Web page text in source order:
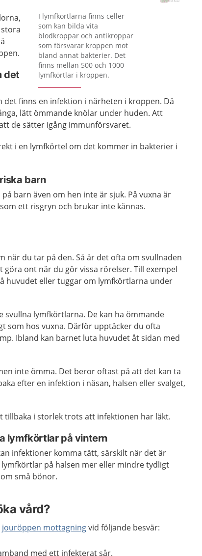
Förstora bilden
I lymfkörtlarna finns celler
som kan bilda vita
blodkroppar och antikroppar
som försvarar kroppen mot
bland annat bakterier. Det
finns mellan 500 och 1000
lymfkörtlar i kroppen.
det
finns en infektion i närheten i kroppen. Då
lätt ömmande knölar under huden. Att
de sätter igång immunförsvaret.
i en lymfkörtel om det kommer in bakterier i
barn
barn även om hen inte är sjuk. På vuxna är
ett risgryn och brukar inte kännas.
när du tar på den. Så är det ofta om svullnaden
göra ont när du gör vissa rörelser. Till exempel
huvudet eller tuggar om lymfkörtlarna under
svullna lymfkörtlarna. De kan ha ömmande
som hos vuxna. Därför upptäcker du ofta
Ibland kan barnet luta huvudet åt sidan med
inte ömma. Det beror oftast på att det kan ta
efter en infektion i näsan, halsen eller svalget,
tillbaka i storlek trots att infektionen har läkt.
lymfkörtlar på vintern
infektioner komma tätt, särskilt när det är
på halsen mer eller mindre tydligt
små bönor.
vård?
jouröppen mottagningvid följande besvär:
med ett infekterat sår.